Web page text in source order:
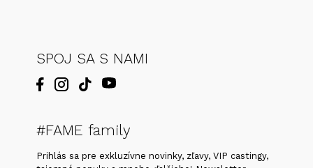
SPOJ SA S NAMI
#FAME family
Prihlás sa pre exkluzívne novinky, zľavy, VIP castingy,